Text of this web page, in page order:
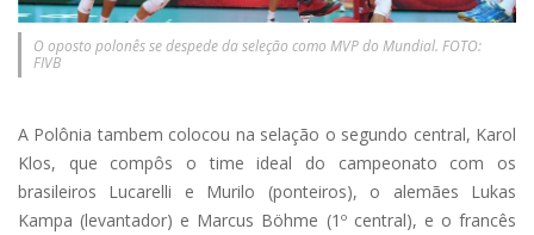
O oposto polonês se despede da seleção como MVP do Mundial. FOTO:
FIVB
A Polônia tambem colocou na selação o segundo central, Karol
Klos, que compôs o time ideal do campeonato com os
brasileiros Lucarelli e Murilo (ponteiros), o alemães Lukas
Kampa (levantador) e Marcus Böhme (1º central), e o francês